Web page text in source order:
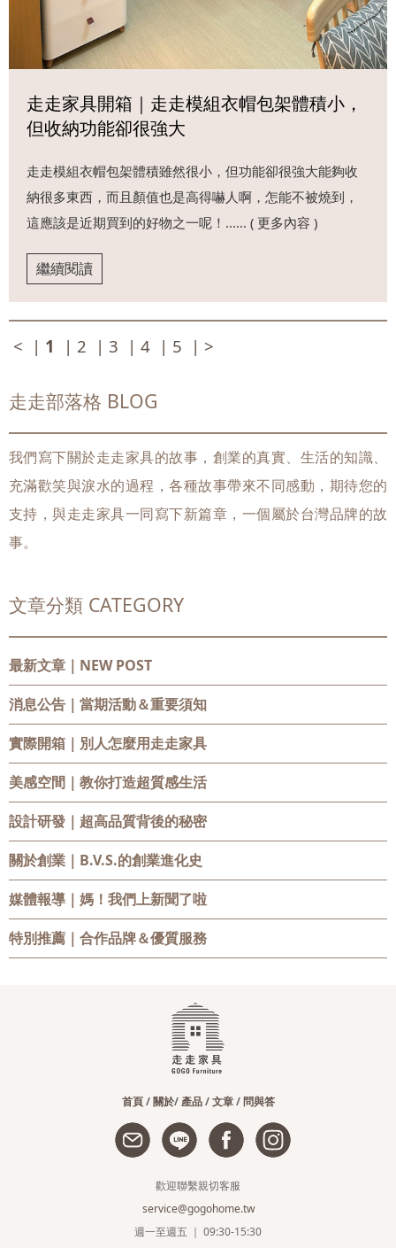
走走家具開箱｜走走模組衣帽包架體積小，
但收納功能卻很強大
走走模組衣帽包架體積雖然很小，但功能卻很強大能夠收
納很多東西，而且顏值也是高得嚇人啊，怎能不被燒到，
這應該是近期買到的好物之一呢！...... ( 更多內容 )
繼續閱讀
< | 1 | 2 | 3 | 4 | 5 | >
走走部落格 BLOG
我們寫下關於走走家具的故事，創業的真實、生活的知識、
充滿歡笑與淚水的過程，各種故事帶來不同感動，期待您的
支持，與走走家具一同寫下新篇章，一個屬於台灣品牌的故
事。
文章分類 CATEGORY
最新文章｜NEW POST
消息公告 ｜當期活動＆重要須知
實際開箱 ｜別人怎麼用走走家具
美感空間 ｜教你打造超質感生活
設計研發 ｜超高品質背後的秘密
關於創業 ｜B.V.S.的創業進化史
媒體報導 ｜媽！我們上新聞了啦
特別推薦 ｜合作品牌＆優質服務
首頁/關於/產品/文章/問與答
歡迎聯繫親切客服
service@gogohome.tw
週一至週五 ｜ 09:30-15:30